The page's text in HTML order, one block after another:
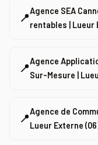
📍
Agence SEA
rentables | Lueur
📍
Agence
Sur-Mesure |
📍
Agence de
Lueur Externe